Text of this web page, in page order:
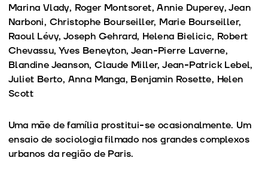
Marina Vlady, Roger Montsoret, Annie Duperey, Jean
Narboni, Christophe Bourseiller, Marie Bourseiller,
Raoul Lévy, Joseph Gehrard, Helena Bielicic, Robert
Chevassu, Yves Beneyton, Jean-Pierre Laverne,
Blandine Jeanson, Claude Miller, Jean-Patrick Lebel,
Juliet Berto, Anna Manga, Benjamin Rosette, Helen
Scott
Uma mãe de família prostitui-se ocasionalmente. Um
ensaio de sociologia filmado nos grandes complexos
urbanos da região de Paris.